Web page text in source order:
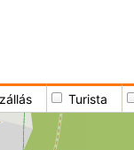
Turista